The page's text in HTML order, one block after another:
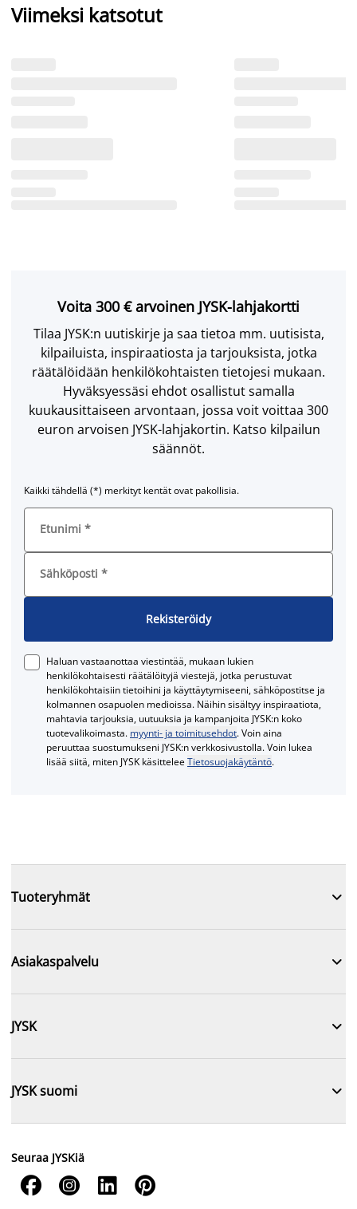
Viimeksi katsotut
Voita 300 € arvoinen JYSK-lahjakortti
Tilaa JYSK:n uutiskirje ja saa tietoa mm. uutisista,
kilpailuista, inspiraatiosta ja tarjouksista, jotka
räätälöidään henkilökohtaisten tietojesi mukaan.
Hyväksyessäsi ehdot osallistut samalla
kuukausittaiseen arvontaan, jossa voit voittaa 300
euron arvoisen JYSK-lahjakortin. Katso kilpailun
säännöt.
Kaikki tähdellä (*) merkityt kentät ovat pakollisia.
Etunimi *
Sähköposti *
Rekisteröidy
Haluan vastaanottaa viestintää, mukaan lukien
henkilökohtaisesti räätälöityjä viestejä, jotka perustuvat
henkilökohtaisiin tietoihini ja käyttäytymiseeni, sähköpostitse ja
kolmannen osapuolen medioissa. Näihin sisältyy inspiraatiota,
mahtavia tarjouksia, uutuuksia ja kampanjoita JYSK:n koko
tuotevalikoimasta. myynti- ja toimitusehdot. Voin aina
peruuttaa suostumukseni JYSK:n verkkosivustolla. Voin lukea
lisää siitä, miten JYSK käsitteleeTietosuojakäytäntö.
Tuoteryhmät 
Asiakaspalvelu 
JYSK 
JYSK suomi 
Seuraa JYSKiä
   